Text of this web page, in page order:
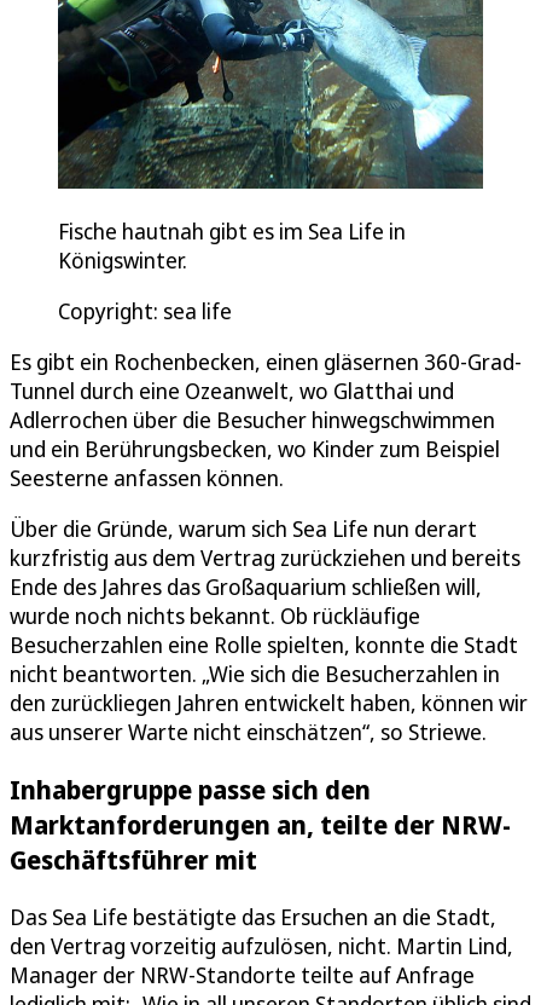
Fische hautnah gibt es im Sea Life in
Königswinter.
Copyright: sea life
Es gibt ein Rochenbecken, einen gläsernen 360-Grad-
Tunnel durch eine Ozeanwelt, wo Glatthai und
Adlerrochen über die Besucher hinwegschwimmen
und ein Berührungsbecken, wo Kinder zum Beispiel
Seesterne anfassen können.
Über die Gründe, warum sich Sea Life nun derart
kurzfristig aus dem Vertrag zurückziehen und bereits
Ende des Jahres das Großaquarium schließen will,
wurde noch nichts bekannt. Ob rückläufige
Besucherzahlen eine Rolle spielten, konnte die Stadt
nicht beantworten. „Wie sich die Besucherzahlen in
den zurückliegen Jahren entwickelt haben, können wir
aus unserer Warte nicht einschätzen“, so Striewe.
Inhabergruppe passe sich den
Marktanforderungen an, teilte der NRW-
Geschäftsführer mit
Das Sea Life bestätigte das Ersuchen an die Stadt,
den Vertrag vorzeitig aufzulösen, nicht. Martin Lind,
Manager der NRW-Standorte teilte auf Anfrage